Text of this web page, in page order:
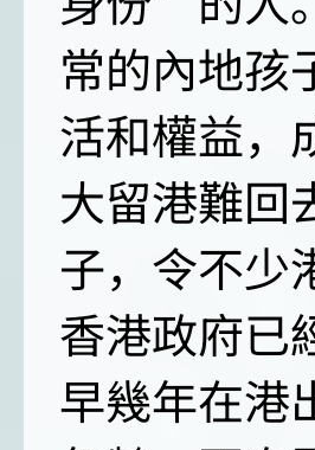
常的內地孩
活和權益，
大留港難
子，令不少
香港政府
早幾年在